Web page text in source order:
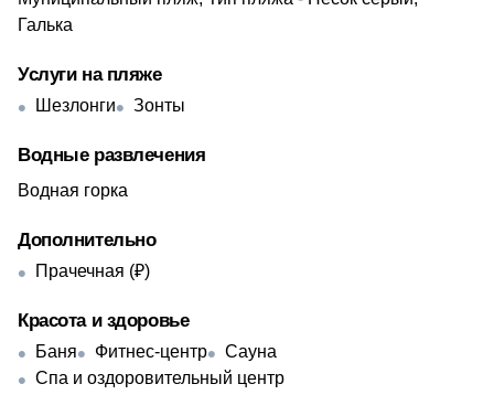
Галька
Услуги на пляже
Шезлонги Зонты
Водные развлечения
Водная горка
Дополнительно
Прачечная (₽)
Красота и здоровье
Баня Фитнес-центр
Сауна
Спа и оздоровительный центр